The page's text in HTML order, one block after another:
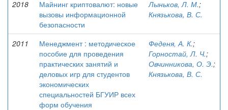
2018
Майнинг криптовалют: новые
вызовы информационной
безопасности
Лыньков, Л. М.;
Князькова, В. С.
2011
Менеджмент : методическое
пособие для проведения
практических занятий и
деловых игр для студентов
экономических
специальностей БГУИР всех
форм обучения
Феденя, А. К.;
Горностай, Л. Ч.;
Овчинникова, О. Э.;
Князькова, В. С.